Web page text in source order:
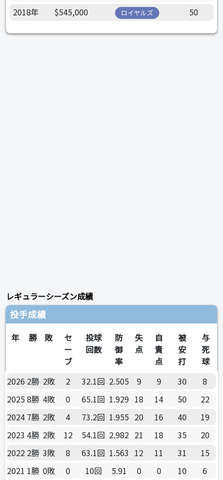
2018年
$545,000 ロイヤルズ 50
レギュラーシーズン成績
投手成績
年 勝 敗
セ
ー
ブ
投球
回数
防
御
率
失
点
自
責
点
被
安
打
与
死
球
2026 2勝 2敗 2 32.1回 2.505 9 9 30
8
2025 8勝 4敗 0 65.1回 1.929 18 14 50
22
2024 7勝 2敗 4 73.2回 1.955 20 16 40
19
2023 4勝 2敗 12 54.1回 2.982 21 18 35
20
2022 2勝 3敗 8 63.1回 1.563 12 11 31
15
2021 1勝 0敗 0 10回 5.91 0 0 10 6